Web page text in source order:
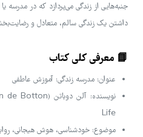
جنبه‌هایی از زندگی می‌پردازد که در مدرسه
داشتن یک زندگی سالم، متعادل و
📘 معرفی کلی کتاب
عنوان: مدرسه زندگی: آموزش عاطفی
Life
موضوع: خودشناسی، هوش هیجانی،